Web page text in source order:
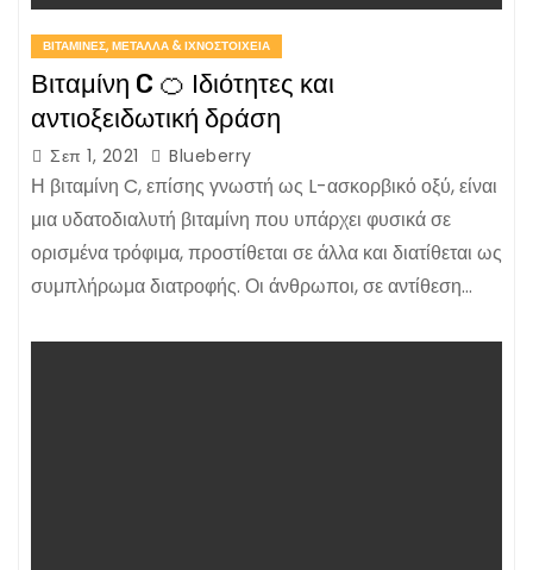
ΒΙΤΑΜΊΝΕΣ, ΜΈΤΑΛΛΑ & ΙΧΝΟΣΤΟΙΧΕΊΑ
Βιταμίνη C 🍊 Ιδιότητες και
αντιοξειδωτική δράση
Σεπ 1, 2021 Blueberry
Η βιταμίνη C, επίσης γνωστή ως L-ασκορβικό οξύ, είναι
μια υδατοδιαλυτή βιταμίνη που υπάρχει φυσικά σε
ορισμένα τρόφιμα, προστίθεται σε άλλα και διατίθεται ως
συμπλήρωμα διατροφής. Οι άνθρωποι, σε αντίθεση…